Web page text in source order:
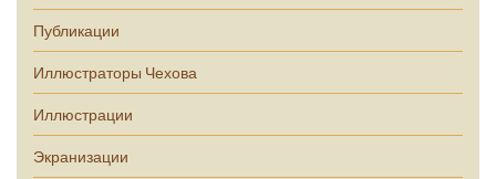
Публикации
Иллюстраторы Чехова
Иллюстрации
Экранизации